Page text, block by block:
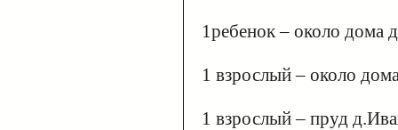
1ребенок – около
1 взрослый – около
1 взрослый – пруд